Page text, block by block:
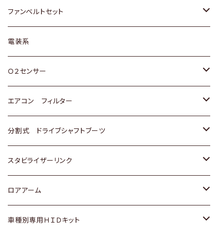
スバル
日野
マツダ
三菱
スバル
マツダ
ダイハツ
マツダ
三菱
スバル
スズキ
日産
ダイハツ
マツダ
三菱
スバル
トヨタ
スズキ
ダイハツ
三菱
スバル
ファンベルトセット
トヨタ
ホンダ
スズキ
日産
いすゞ
ダイハツ
マツダ
電装系
Ｏ２センサー
トヨタ
ホンダ
スズキ
日産
ダイハツ
エアコン フィルター
トヨタ
ホンダ
スズキ
日産
分割式 ドライブシャフトブーツ
トヨタ
ホンダ
スズキ
スタビライザーリンク
トヨタ
ホンダ
ロアアーム
ホンダ
車種別専用ＨＩＤキット